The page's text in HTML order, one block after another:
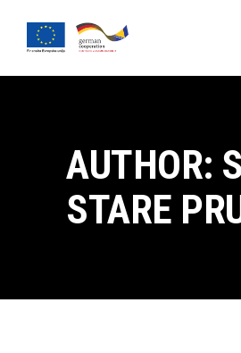
AUTHOR:
STARE